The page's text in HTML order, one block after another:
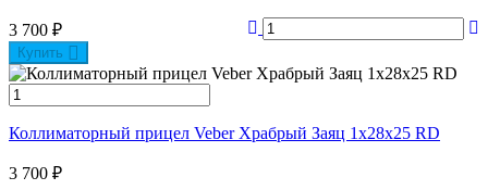
3 700 ₽
Купить
Коллиматорный прицел Veber Храбрый Заяц 1x28x25 RD
3 700 ₽